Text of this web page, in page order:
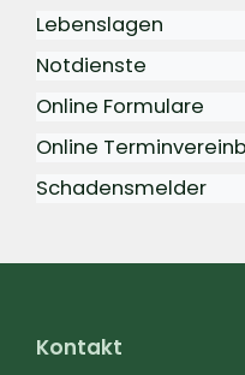
Lebenslagen
Notdienste
Online Formulare
Online
Schadensmelder
Kontakt